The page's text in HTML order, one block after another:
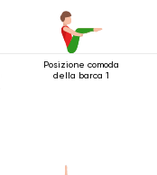
Posizione comoda
della barca 1